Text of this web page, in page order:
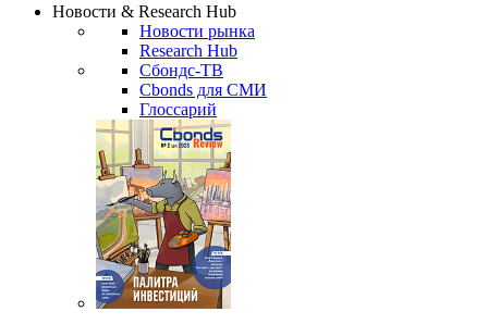
Новости & Research Hub
Новости рынка
Research Hub
Сбондс-ТВ
Cbonds для СМИ
Глоссарий